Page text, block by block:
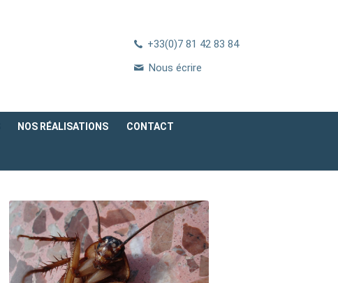
+33(0)7 81 42 83 84
Nous écrire
NOS RÉALISATIONS CONTACT